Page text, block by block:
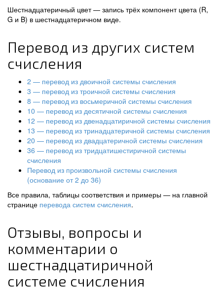
Шестнадцатеричный цвет — запись трёх компонент цвета (R,
G и B) в шестнадцатеричном виде.
Перевод из других систем
счисления
2 — перевод из двоичной системы счисления
3 — перевод из троичной системы счисления
8 — перевод из восьмеричной системы счисления
10 — перевод из десятичной системы счисления
12 — перевод из двенадцатиричной системы счисления
13 — перевод из тринадцатеричной системы счисления
20 — перевод из двадцатеричной системы счисления
36 — перевод из тридцатишестиричной системы
счисления
Перевод из произвольной системы счисления
(основание от 2 до 36)
Все правила, таблицы соответствия и примеры — на главной
странице перевода систем счисления.
Отзывы, вопросы и
комментарии о
шестнадцатиричной
системе счисления